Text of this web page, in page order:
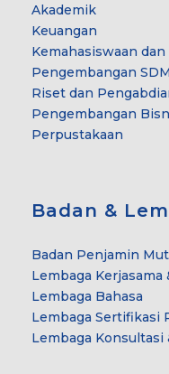
Akademik
Keuangan
Kemahasiswaan
Pengembangan SDM
Riset dan
Pengembangan
Perpustakaan
Badan &
Badan Penjamin
Lembaga
Lembaga Bahasa
Lembaga Sertifikasi
Lembaga